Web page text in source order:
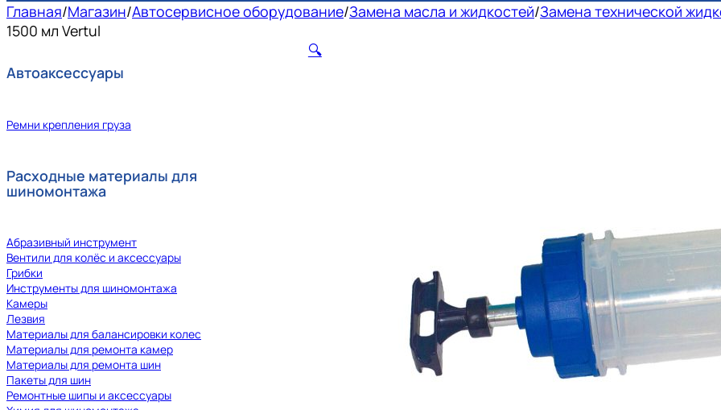
Главная/Магазин/Автосервисное оборудование/Замена масла и жидкостей/Замена технической
1500 мл Vertul
Автоаксессуары
Ремни крепления груза
Расходные материалы для
шиномонтажа
Абразивный инструмент
Вентили для колёс и аксессуары
Грибки
Инструменты для шиномонтажа
Камеры
Лезвия
Материалы для балансировки колес
Материалы для ремонта камер
Материалы для ремонта шин
Пакеты для шин
Ремонтные шипы и аксессуары
🔍